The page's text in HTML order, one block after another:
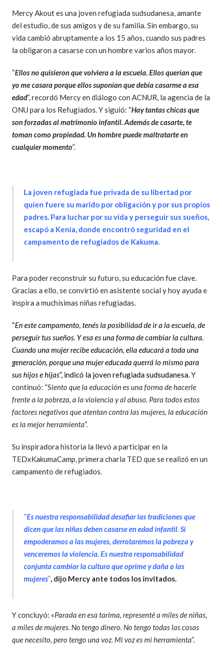
Mercy Akout es una joven refugiada sudsudanesa, amante
del estudio, de sus amigos y de su familia. Sin embargo, su
vida cambió abruptamente a los 15 años, cuando sus padres
la obligaron a casarse con un hombre varios años mayor.
“Ellos no quisieron que volviera a la escuela. Ellos querían que
yo me casara porque ellos suponían que debía casarme a esa
edad”, recordó Mercy en diálogo con ACNUR, la agencia de la
ONU para los Refugiados. Y siguió: “Hay tantas chicas que
son forzadas al matrimonio infantil. Además de casarte, te
toman como propiedad. Un hombre puede maltratarte en
cualquier momento”.
La joven refugiada fue privada de su libertad por
quien fuere su marido por obligación y por sus propios
padres. Para luchar por su vida y perseguir sus sueños,
escapó a Kenia, donde encontró seguridad en el
campamento de refugiados de Kakuma.
Para poder reconstruir su futuro, su educación fue clave.
Gracias a ello, se convirtió en asistente social y hoy ayuda e
inspira a muchísimas niñas refugiadas.
“En este campamento, tenés la posibilidad de ir a la escuela, de
perseguir tus sueños. Y esa es una forma de cambiar la cultura.
Cuando una mujer recibe educación, ella educará a toda una
generación, porque una mujer educada querrá lo mismo para
sus hijos e hijas”, indicó la joven refugiada sudsudanesa.Y
continuó: “Siento que la educación es una forma de hacerle
frente a la pobreza, a la violencia y al abuso. Para todos estos
factores negativos que atentan contra las mujeres, la educación
es la mejor herramienta”.
Su inspiradora historia la llevó a participar en la
TEDxKakumaCamp, primera charla TED que se realizó en un
campamento de refugiados.
“Es nuestra responsabilidad desafiar las tradiciones que
dicen que las niñas deben casarse en edad infantil. Si
empoderamos a las mujeres, derrotaremos la pobreza y
venceremos la violencia. Es nuestra responsabilidad
conjunta cambiar la cultura que oprime y daña a las
mujeres”, dijo Mercy ante todos los invitados.
Y concluyó: «Parada en esa tarima, representé a miles de niñas,
a miles de mujeres. No tengo dinero. No tengo todas las cosas
que necesito, pero tengo una voz. Mi voz es mi herramienta”.